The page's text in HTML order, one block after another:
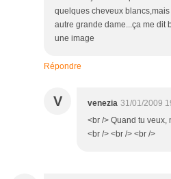
quelques cheveux
autre grande dame...ça me dit
une image
Répondre
V venezia 31/01/2009
<br /> Quand tu
<br /> <br /> <br />